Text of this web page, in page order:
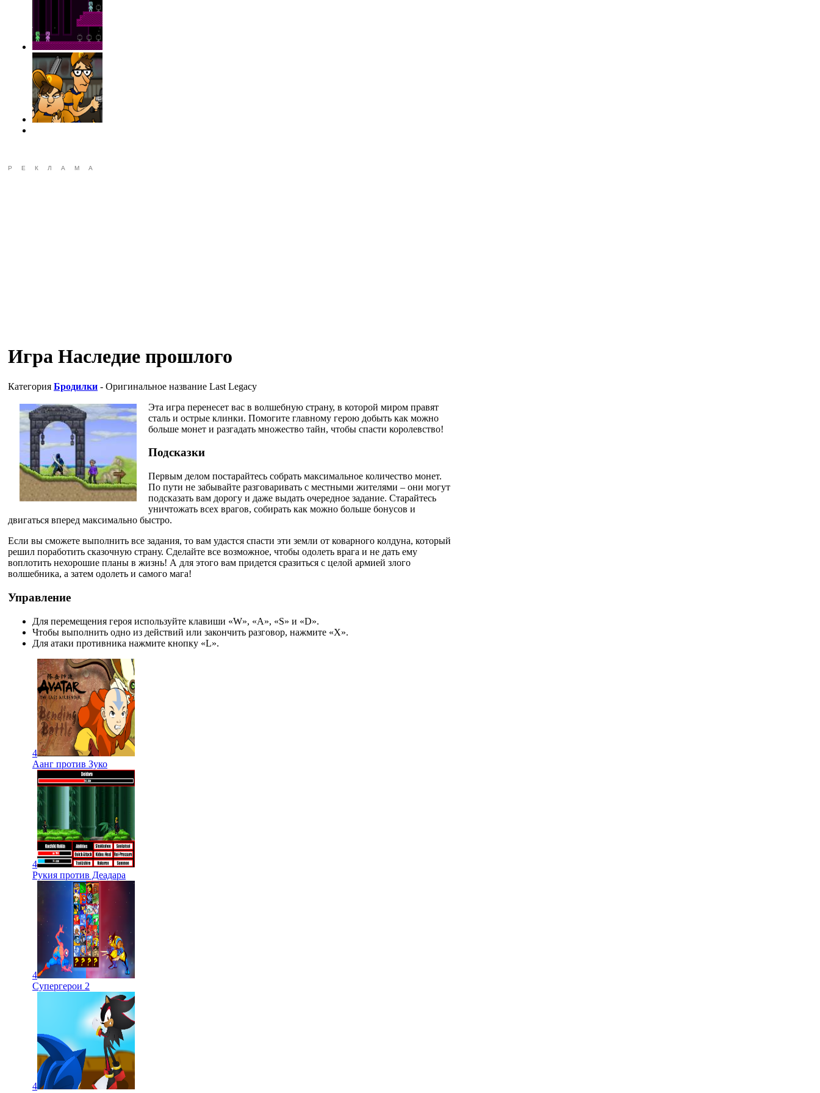
РЕКЛАМА
Игра Наследие прошлого
Категория Бродилки - Оригинальное название Last Legacy
Эта игра перенесет вас в волшебную страну, в которой миром правят
сталь и острые клинки. Помогите главному герою добыть как можно
больше монет и разгадать множество тайн, чтобы спасти королевство!
Подсказки
Первым делом постарайтесь собрать максимальное количество монет.
По пути не забывайте разговаривать с местными жителями – они могут
подсказать вам дорогу и даже выдать очередное задание. Старайтесь
уничтожать всех врагов, собирать как можно больше бонусов и
двигаться вперед максимально быстро.
Если вы сможете выполнить все задания, то вам удастся спасти эти земли от коварного колдуна, который
решил поработить сказочную страну. Сделайте все возможное, чтобы одолеть врага и не дать ему
воплотить нехорошие планы в жизнь! А для этого вам придется сразиться с целой армией злого
волшебника, а затем одолеть и самого мага!
Управление
Для перемещения героя используйте клавиши «W», «A», «S» и «D».
Чтобы выполнить одно из действий или закончить разговор, нажмите «Х».
Для атаки противника нажмите кнопку «L».
4
Аанг против Зуко
4
Рукия против Деадара
4
Супергерои 2
4